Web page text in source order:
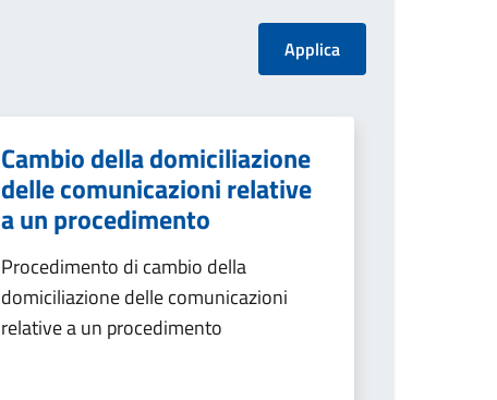
Cambio della domiciliazione
delle comunicazioni relative
a un procedimento
Procedimento di cambio della
domiciliazione delle comunicazioni
relative a un procedimento